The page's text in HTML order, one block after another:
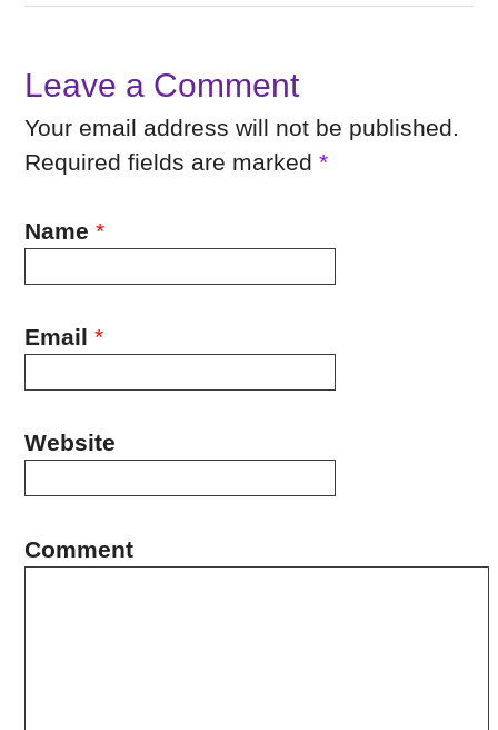
Leave a Comment
Your email address will not be published.
Required fields are marked*
Name *
Email *
Website
Comment